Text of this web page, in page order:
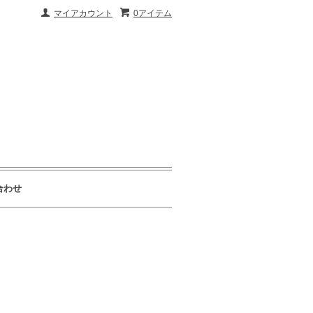
0アイテム
マイアカウント
わせ